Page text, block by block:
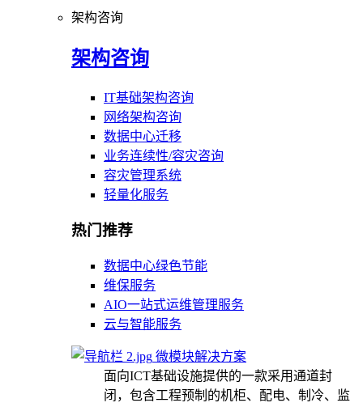
架构咨询
架构咨询
IT基础架构咨询
网络架构咨询
数据中心迁移
业务连续性/容灾咨询
容灾管理系统
轻量化服务
热门推荐
数据中心绿色节能
维保服务
AIO一站式运维管理服务
云与智能服务
微模块解决方案
面向ICT基础设施提供的一款采用通道封
闭，包含工程预制的机柜、配电、制冷、监